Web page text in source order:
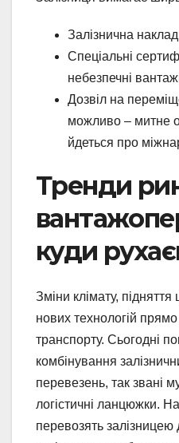
Залізнична
Спеціальні
небезпечні
Дозвіл на
можливо – митне
йдеться про
Тренди
куди
Зміни клімату,
нових технологій
транспорту. Сьогодні
комбінування
перевезень, так звані
логістичні ланцюжки.
перевозять залізницею